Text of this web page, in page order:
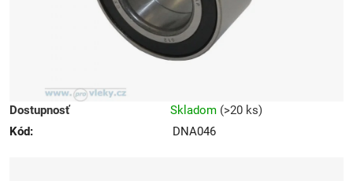
Dostupnosť Skladom (>20 ks)
Kód:
DNA046